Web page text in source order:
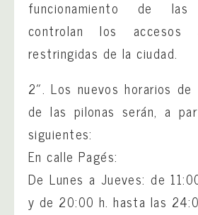
funcionamiento de
controlan los
restringidas de la ciudad.
2″. Los nuevos horarios de
de las pilonas serán, a
siguientes:
En calle Pagés:
De Lunes a Jueves: de
y de 20:00 h. hasta las